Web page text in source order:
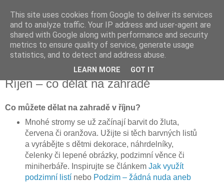
Vysněná zahrada
Blog o plánování a realizování vysněné zahrady.
středa 2. října 2013
Říjen – co dělat na zahradě
Co můžete dělat na zahradě v říjnu?
Mnohé stromy se už začínají barvit do žluta,
červena či oranžova. Užijte si těch barvných listů
a vyrábějte s dětmi dekorace, náhrdelníky,
čelenky či lepené obrázky, podzimní věnce či
miniherbáře. Inspirujte se článkem Jak využít
podzimní listínebo Podzim – žádná nuda aneb
This site uses cookies from Google to deliver its services
and to analyze traffic. Your IP address and user-agent are
shared with Google along with performance and security
metrics to ensure quality of service, generate usage
statistics, and to detect and address abuse.
LEARN MORE GOT IT